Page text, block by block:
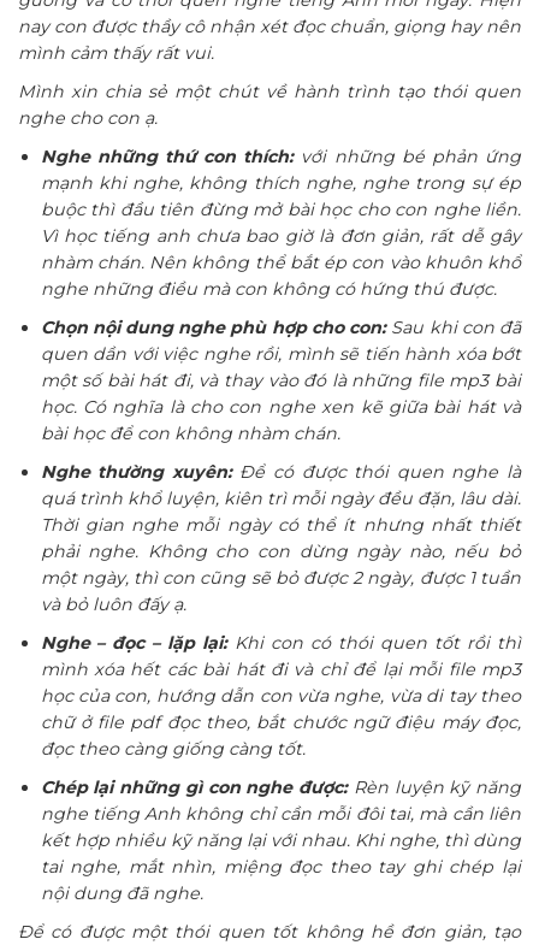
nay con được thầy cô nhận xét đọc chuẩn, giọng hay nên
mình cảm thấy rất vui.
Mình xin chia sẻ một chút về hành trình tạo thói quen
nghe cho con ạ.
Nghe những thứ con thích:với những bé phản ứng
mạnh khi nghe, không thích nghe, nghe trong sự ép
buộc thì đầu tiên đừng mở bài học cho con nghe liền.
Vì học tiếng anh chưa bao giờ là đơn giản, rất dễ gây
nhàm chán. Nên không thể bắt ép con vào khuôn khổ
nghe những điều mà con không có hứng thú được.
Chọn nội dung nghe phù hợp cho con:Sau khi con đã
quen dần với việc nghe rồi, mình sẽ tiến hành xóa bớt
một số bài hát đi, và thay vào đó là những file mp3 bài
học. Có nghĩa là cho con nghe xen kẽ giữa bài hát và
bài học để con không nhàm chán.
Nghe thường xuyên:Để có được thói quen nghe là
quá trình khổ luyện, kiên trì mỗi ngày đều đặn, lâu dài.
Thời gian nghe mỗi ngày có thể ít nhưng nhất thiết
phải nghe. Không cho con dừng ngày nào, nếu bỏ
một ngày, thì con cũng sẽ bỏ được 2 ngày, được 1 tuần
và bỏ luôn đấy ạ.
Nghe – đọc – lặp lại:Khi con có thói quen tốt rồi thì
mình xóa hết các bài hát đi và chỉ để lại mỗi file mp3
học của con, hướng dẫn con vừa nghe, vừa di tay theo
chữ ở file pdf đọc theo, bắt chước ngữ điệu máy đọc,
đọc theo càng giống càng tốt.
Chép lại những gì con nghe được:Rèn luyện kỹ năng
nghe tiếng Anh không chỉ cần mỗi đôi tai, mà cần liên
kết hợp nhiều kỹ năng lại với nhau. Khi nghe, thì dùng
tai nghe, mắt nhìn, miệng đọc theo tay ghi chép lại
nội dung đã nghe.
Để có được một thói quen tốt không hề đơn giản, tạo